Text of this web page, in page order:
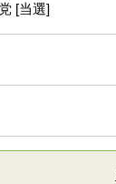
[当選]